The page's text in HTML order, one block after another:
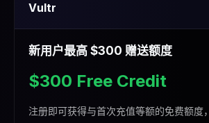
Vultr
新用户最高 $300 赠送额度
$300 Free Credit
注册即可获得与首次充值等额的免费额度